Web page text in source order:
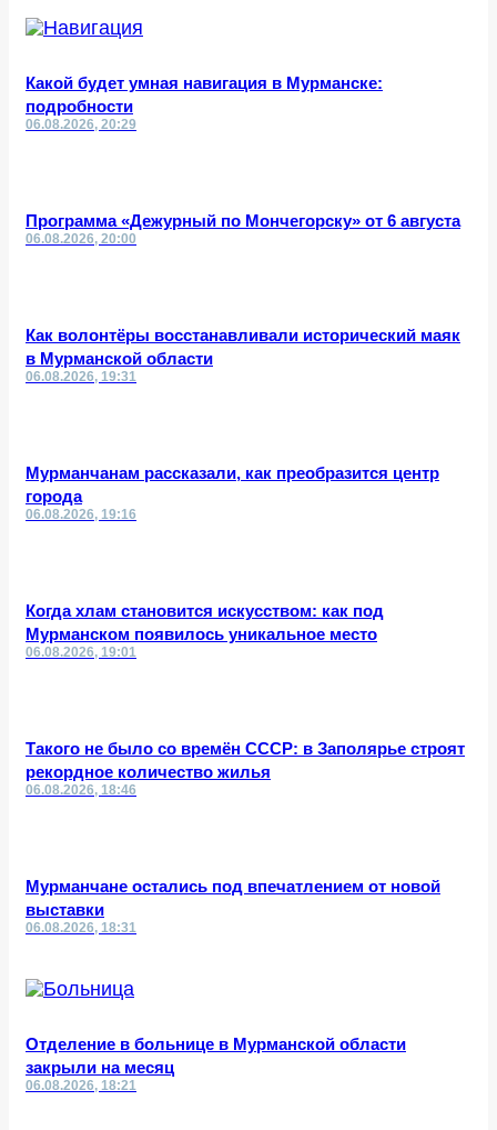
Какой будет умная навигация в Мурманске:
подробности
06.08.2026, 20:29
Программа «Дежурный по Мончегорску» от 6 августа
06.08.2026, 20:00
Как волонтёры восстанавливали исторический маяк
в Мурманской области
06.08.2026, 19:31
Мурманчанам рассказали, как преобразится центр
города
06.08.2026, 19:16
Когда хлам становится искусством: как под
Мурманском появилось уникальное место
06.08.2026, 19:01
Такого не было со времён СССР: в Заполярье строят
рекордное количество жилья
06.08.2026, 18:46
Мурманчане остались под впечатлением от новой
выставки
06.08.2026, 18:31
Отделение в больнице в Мурманской области
закрыли на месяц
06.08.2026, 18:21